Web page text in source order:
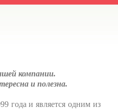
компании.
и полезна.
года и является одним из